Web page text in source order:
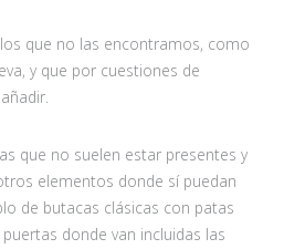
que no las encontramos, como
y que por cuestiones de
que no suelen estar presentes y
elementos donde sí puedan
de butacas clásicas con patas
donde van incluidas las